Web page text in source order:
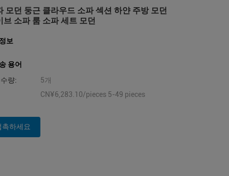
모던 둥근 클라우드 소파 섹션 하얀 주방 모던
브 소파 룸 소파 세트 모던
보
용어
량:
5개
CN¥6,283.10/pieces 5-49 pieces
촉하세요